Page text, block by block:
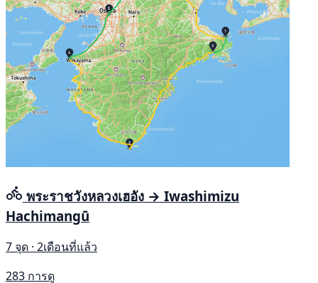
พระราชวังหลวงเฮอัง → Iwashimizu
Hachimangū
7 จุด · 2เดือนที่แล้ว
283 การดู